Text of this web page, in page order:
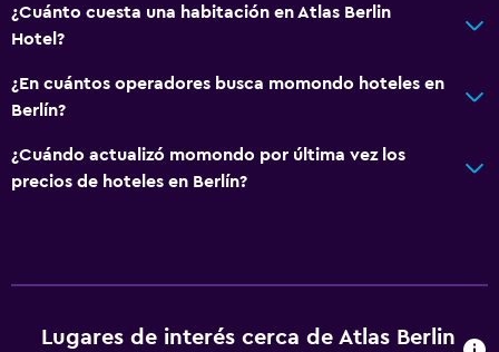
¿Cuánto cuesta una habitación en Atlas Berlin
Hotel?
¿En cuántos operadores busca momondo hoteles en
Berlín?
¿Cuándo actualizó momondo por última vez los
precios de hoteles en Berlín?
Lugares de interés cerca de Atlas Berlin